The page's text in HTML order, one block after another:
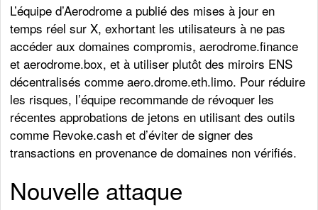
L’équipe d’Aerodrome a publié des mises à jour en
temps réel sur X, exhortant les utilisateurs à ne pas
accéder aux domaines compromis, aerodrome.finance
et aerodrome.box, et à utiliser plutôt des miroirs ENS
décentralisés comme aero.drome.eth.limo. Pour réduire
les risques, l’équipe recommande de révoquer les
récentes approbations de jetons en utilisant des outils
comme Revoke.cash et d’éviter de signer des
transactions en provenance de domaines non vérifiés.
Nouvelle attaque